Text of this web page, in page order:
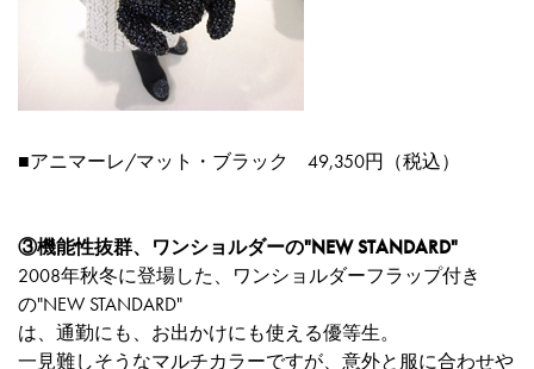
■アニマーレ/マット・ブラック 49,350円（税込）
③機能性抜群、ワンショルダーの"NEW STANDARD"
2008年秋冬に登場した、ワンショルダーフラップ付き
の"NEW STANDARD"
は、通勤にも、お出かけにも使える優等生。
一見難しそうなマルチカラーですが、意外と服に合わせや